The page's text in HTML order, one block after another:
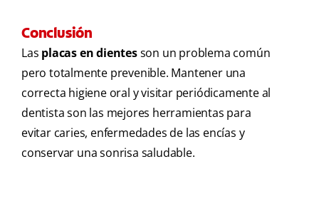
Conclusión
Las placas en dientesson un problema común
pero totalmente prevenible. Mantener una
correcta higiene oral y visitar periódicamente al
dentista son las mejores herramientas para
evitar caries, enfermedades de las encías y
conservar una sonrisa saludable.